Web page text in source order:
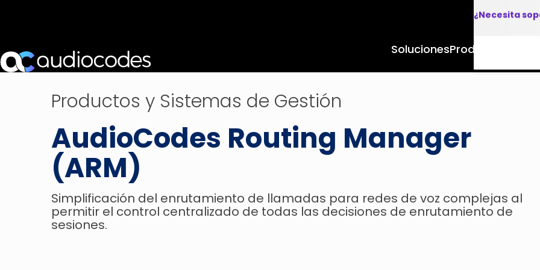
SolucionesProductos y
Productos y Sistemas de Gestión
AudioCodes Routing Manager
(ARM)
Simplificación del enrutamiento de llamadas para redes de voz complejas al
permitir el control centralizado de todas las decisiones de enrutamiento de
sesiones.
¿Necesita